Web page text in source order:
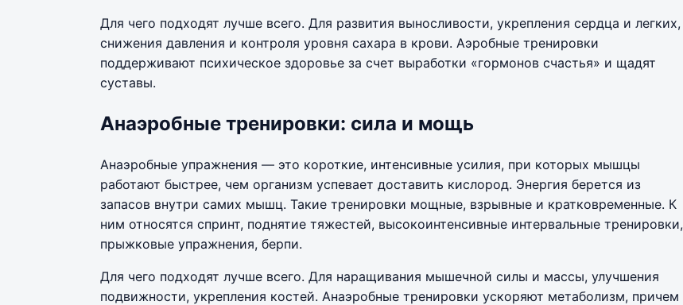
Для чего подходят лучше всего. Для развития выносливости, укрепления сердца и легких,
снижения давления и контроля уровня сахара в крови. Аэробные тренировки
поддерживают психическое здоровье за счет выработки «гормонов счастья» и щадят
суставы.
Анаэробные тренировки: сила и мощь
Анаэробные упражнения — это короткие, интенсивные усилия, при которых мышцы
работают быстрее, чем организм успевает доставить кислород. Энергия берется из
запасов внутри самих мышц. Такие тренировки мощные, взрывные и кратковременные. К
ним относятся спринт, поднятие тяжестей, высокоинтенсивные интервальные тренировки,
прыжковые упражнения, берпи.
Для чего подходят лучше всего. Для наращивания мышечной силы и массы, улучшения
подвижности, укрепления костей. Анаэробные тренировки ускоряют метаболизм, причем